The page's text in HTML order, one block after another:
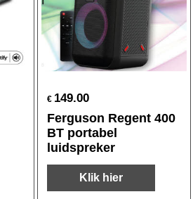
€ 149.00
Ferguson Regent 400
BT portabel
luidspreker
Klik hier